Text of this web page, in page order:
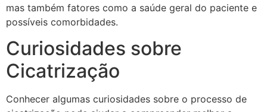
mas também fatores como a saúde geral do paciente e
possíveis comorbidades.
Curiosidades sobre
Cicatrização
Conhecer algumas curiosidades sobre o processo de